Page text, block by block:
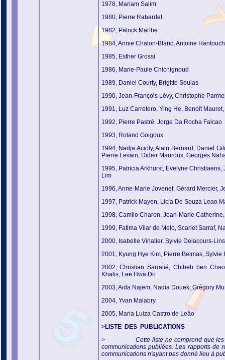
1978, Mariam Salim
1980, Pierre Rabardel
1982, Patrick Marthe
1984, Annie Chalon-Blanc, Antoine
1985, Esther Grossi
1986, Marie-Paule Chichignoud
1989, Daniel Courty, Brigitte Soulas
1990, Jean-François Lévy, Christophe
1991, Luz Carretero, Ying He, Benoît
1992, Pierre Pastré, Jorge Da Rocha Falcao
1993, Roland Goigoux
1994, Nadja Acioly, Alain Bernard, Daniel
Pierre Levain, Didier Mauroux, Georges
1995, Patricia Arkhurst, Evelyne
Lim
1996, Anne-Marie Jovenet, Gérard Mercier,
1997, Patrick Mayen, Licia De Souza Leao
1998, Camilo Charon, Jean-Marie
1999, Fatima Vilar de Melo, Scarlet Sarraf,
2000, Isabelle Vinatier, Sylvie Delacours-
2001, Kyung Hye Kim, Pierre Belmas, Sylvie
2002, Christian Sarralié, Chiheb ben
Khalis, Lee Hwa Do
2003, Aida Najem, Nadia Douek, Grégory
2004, Yvan Malabry
2005, Maria Luiza Castro de Leâo
>LISTE DES PUBLICATIONS
> Cette liste ne comprend que les
communications publiées. Les rapports de
communications n'ayant pas donné lieu à